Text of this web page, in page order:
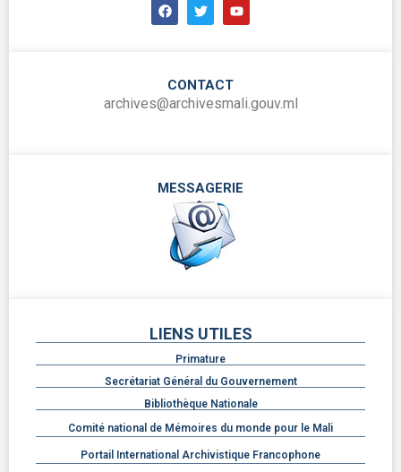
CONTACT
archives@archivesmali.gouv.ml
MESSAGERIE
LIENS UTILES
Primature
Secrétariat Général du Gouvernement
Bibliothèque Nationale
Comité national de Mémoires du monde pour le Mali
Portail International Archivistique Francophone